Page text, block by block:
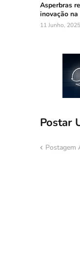
Asperbras
inovação
11 Junho, 2025
Postar
Postagem